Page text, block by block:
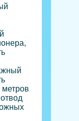
метров